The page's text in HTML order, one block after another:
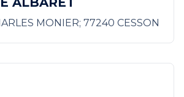
MONIER; 77240 CESSON